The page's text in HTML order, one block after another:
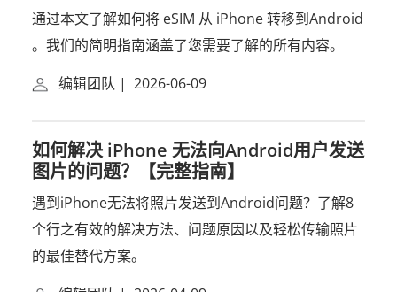
通过本文了解如何将 eSIM 从 iPhone 转移到Android
。我们的简明指南涵盖了您需要了解的所有内容。
编辑团队 | 2026-06-09
如何解决 iPhone 无法向Android用户发送
图片的问题？【完整指南】
遇到iPhone无法将照片发送到Android问题？了解8
个行之有效的解决方法、问题原因以及轻松传输照片
的最佳替代方案。